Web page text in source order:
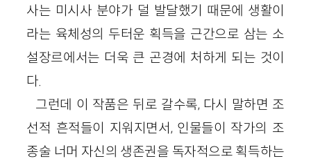
사는 미시사 분야가 덜 발달했기 때문에 생활이
라는 육체성의 두터운 획득을 근간으로 삼는 소
설장르에서는 더욱 큰 곤경에 처하게 되는 것이
다.
그런데 이 작품은 뒤로 갈수록, 다시 말하면 조
선적 흔적들이 지워지면서, 인물들이 작가의 조
종술 너머 자신의 생존권을 독자적으로 획득하는